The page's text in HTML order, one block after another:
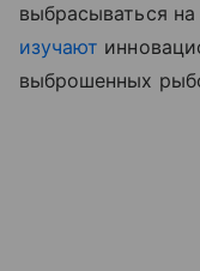
выбрасываться на
изучают
выброшенных